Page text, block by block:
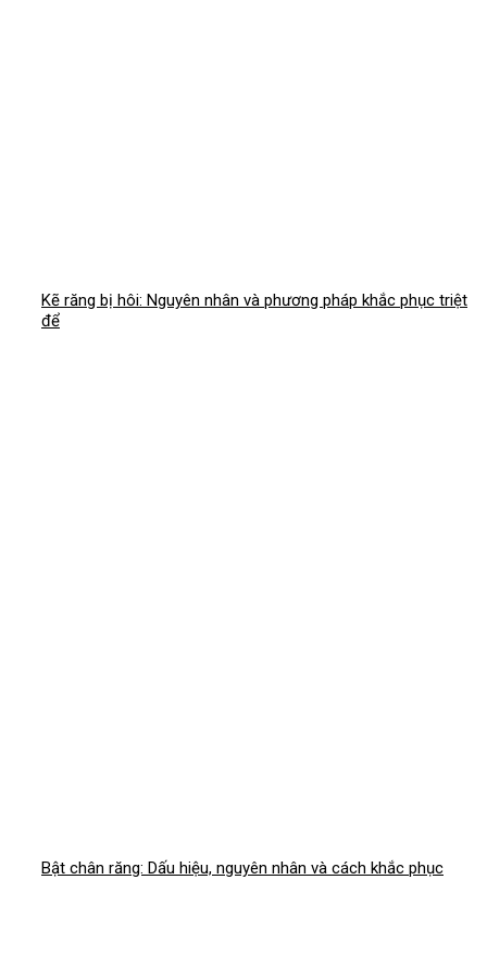
Kẽ răng bị hôi: Nguyên nhân và phương pháp khắc phục triệt
để
Bật chân răng: Dấu hiệu, nguyên nhân và cách khắc phục